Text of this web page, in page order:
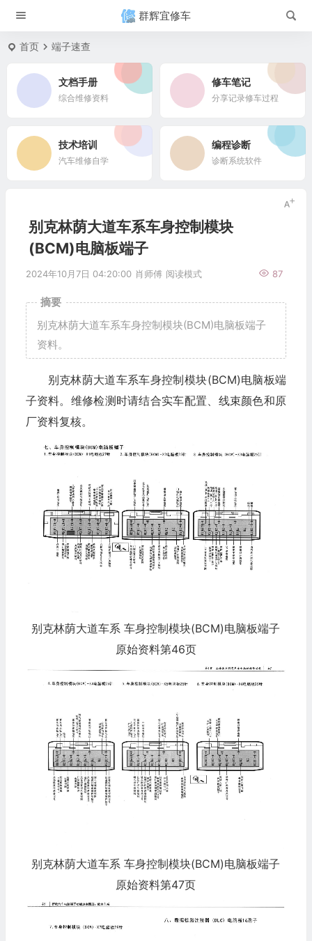
群辉宜修车
首页 端子速查
文档手册
综合维修资料
修车笔记
分享记录修车过程
技术培训
汽车维修自学
编程诊断
诊断系统软件
别克林荫大道车系车身控制模块
(BCM)电脑板端子
2024年10月7日 04:20:00 肖师傅 87
阅读模式
摘要
别克林荫大道车系车身控制模块(BCM)电脑板端子
资料。
别克林荫大道车系车身控制模块(BCM)电脑板端
子资料。维修检测时请结合实车配置、线束颜色和原
厂资料复核。
别克林荫大道车系 车身控制模块(BCM)电脑板端子
原始资料第46页
别克林荫大道车系 车身控制模块(BCM)电脑板端子
原始资料第47页